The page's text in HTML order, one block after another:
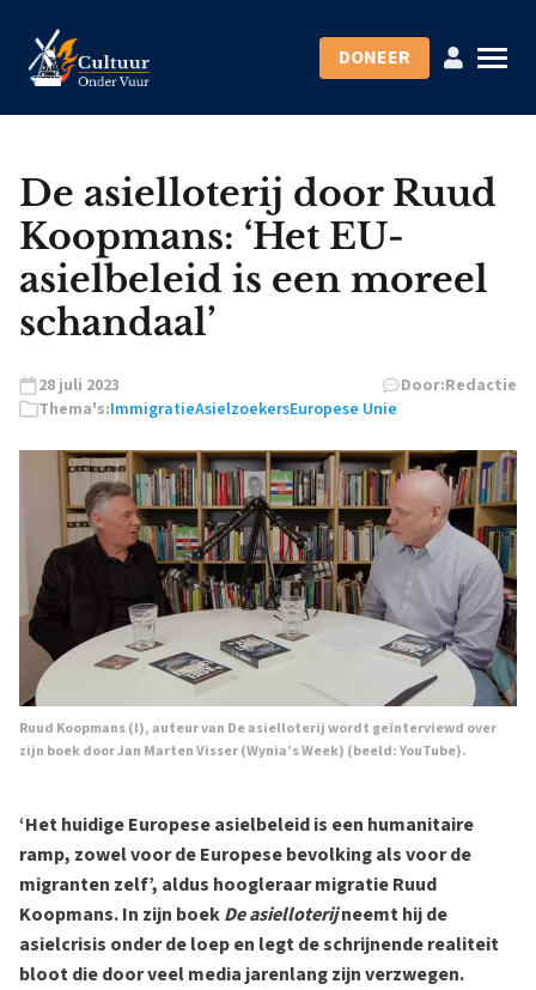
DONEER
De asielloterij door Ruud
Koopmans: ‘Het EU-
asielbeleid is een moreel
schandaal’
28 juli 2023 Door:Redactie
Thema's:ImmigratieAsielzoekersEuropese Unie
Ruud Koopmans (l), auteur van De asielloterij wordt geïnterviewd over
zijn boek door Jan Marten Visser (Wynia’s Week) (beeld: YouTube).
‘Het huidige Europese asielbeleid is een humanitaire
ramp, zowel voor de Europese bevolking als voor de
migranten zelf’, aldus hoogleraar migratie Ruud
Koopmans.In zijn boekDe asielloterijneemt hij de
asielcrisis onder de loep en legt de schrijnende realiteit
bloot die door veel media jarenlang zijn verzwegen.